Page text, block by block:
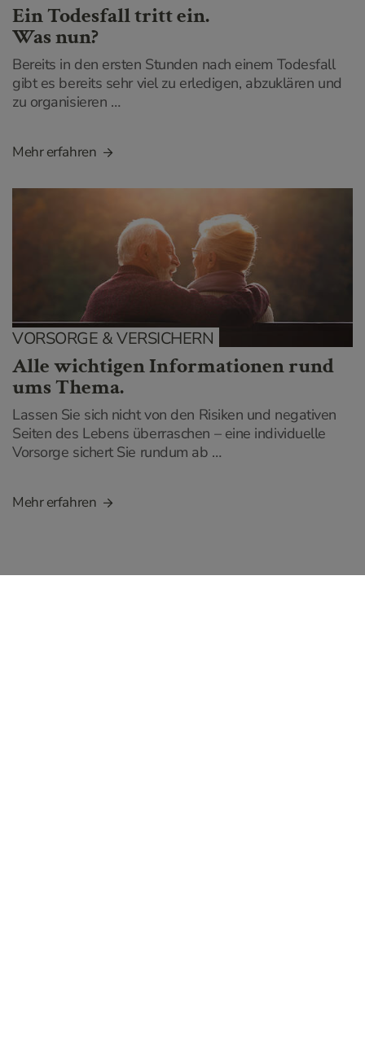
Ein Todesfall tritt ein.
Was nun?
Bereits in den ersten Stunden nach einem Todesfall
gibt es bereits sehr viel zu erledigen, abzuklären und
zu organisieren …
Mehr erfahren
VORSORGE & VERSICHERN
Alle wichtigen Informationen rund
ums Thema.
Lassen Sie sich nicht von den Risiken und negativen
Seiten des Lebens überraschen – eine individuelle
Vorsorge sichert Sie rundum ab …
Mehr erfahren